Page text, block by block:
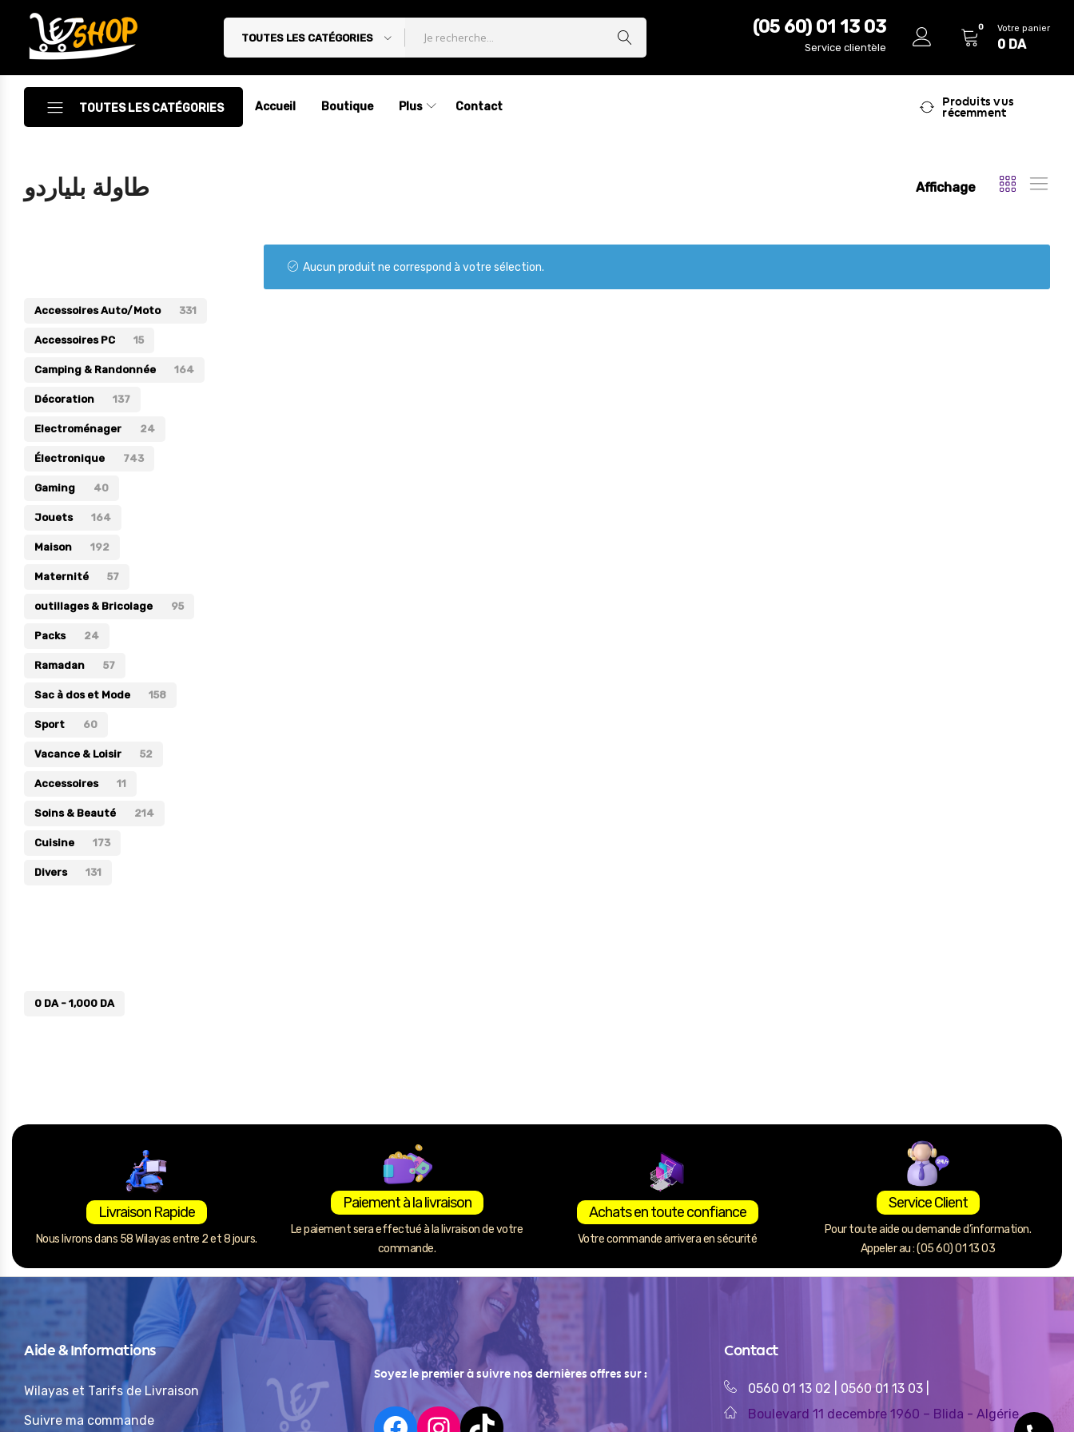
Letshop.dz
TOUTES LES CATÉGORIES
(05 60) 01 13 03
Service clientèle
0 Votre panier
0 DA
TOUTES LES CATÉGORIES
Accessoires
Accessoires Auto/Moto
Décoration
Electroménager
Électronique
Jouets
Maison
Maternité
Outillages & Bricolage
Packs
Sac à dos et Mode
Soins & Beauté
Sport
Divers
Accueil Boutique Plus Contact
Produits vus
récemment
طاولة بلياردو Affichage
Aucun produit ne correspond à votre sélection.
Accessoires Auto/Moto 331
Accessoires PC 15
Camping & Randonnée 164
Décoration 137
Electroménager 24
Électronique 743
Gaming 40
Jouets 164
Maison 192
Maternité 57
outillages & Bricolage 95
Packs 24
Ramadan 57
Sac à dos et Mode 158
Sport 60
Vacance & Loisir 52
Accessoires 11
Soins & Beauté 214
Cuisine 173
Divers 131
0 DA- 1,000 DA
Livraison Rapide
Nous livrons dans 58 Wilayas entre 2 et 8 jours.
Paiement à la livraison
Le paiement sera effectué à la livraison de votre
commande.
Achats en toute confiance
Votre commande arrivera en sécurité
Service Client
Pour toute aide ou demande d’information.
Appeler au : (05 60) 01 13 03
Aide & Informations
Wilayas et Tarifs de Livraison
Suivre ma commande
Soyez le premier à suivre nos dernières offres sur :
Contact
0560 01 13 02 0560 01 13 03
Boulevard 11 decembre 1960 – Blida - Algérie